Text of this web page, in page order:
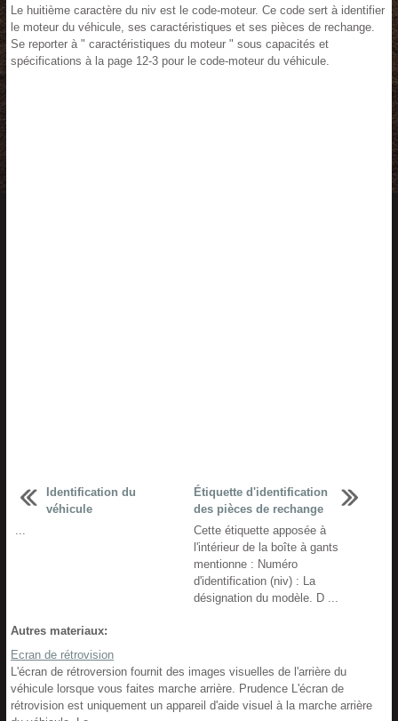
Le huitième caractère du niv est le code-moteur. Ce code sert à identifier
le moteur du véhicule, ses caractéristiques et ses pièces de rechange.
Se reporter à " caractéristiques du moteur " sous capacités et
spécifications à la page 12-3 pour le code-moteur du véhicule.
Identification du
véhicule
...
Étiquette d'identification
des pièces de rechange
Cette étiquette apposée à
l'intérieur de la boîte à gants
mentionne : Numéro
d'identification (niv) : La
désignation du modèle. D ...
Autres materiaux:
Ecran de rétrovision
L'écran de rétroversion fournit des images visuelles de l'arrière du
véhicule lorsque vous faites marche arrière. Prudence L'écran de
rétrovision est uniquement un appareil d'aide visuel à la marche arrière